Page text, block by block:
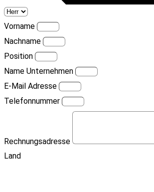
Vorname
Nachname
Position
Name Unternehmen
E-Mail Adresse
Telefonnummer
Rechnungsadresse
Land